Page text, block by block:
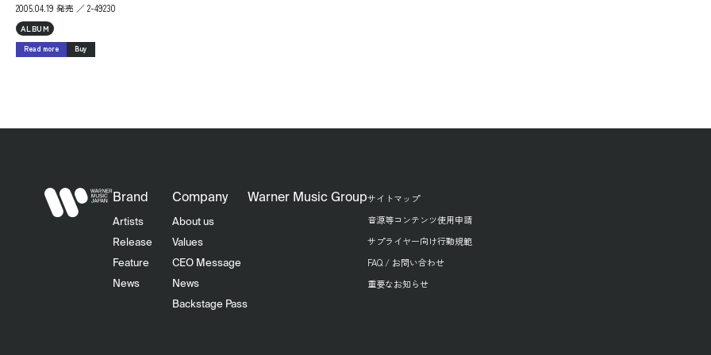
2005.04.19 発売 ／ 2-49230
ALBUM
Read more Buy
Brand
Artists
Release
Feature
News
Company
About us
Values
CEO Message
News
Backstage Pass
Warner Music Groupサイトマップ
音源等コンテンツ使用申請
サプライヤー向け行動規範
FAQ / お問い合わせ
重要なお知らせ